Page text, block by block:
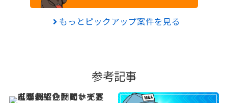
もっとピックアップ案件を見る
参考記事